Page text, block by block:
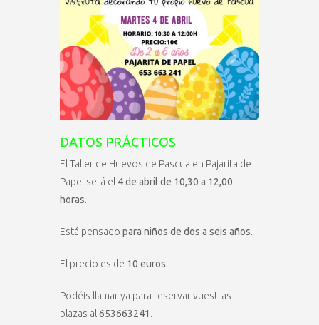
DATOS PRÁCTICOS
El Taller de Huevos de Pascua en Pajarita de
Papel será el 4 de abril de 10,30 a 12,00
horas.
Está pensado para niños de dos a seis años.
El precio es de 10 euros.
Podéis llamar ya para reservar vuestras
plazas al 653663241 .